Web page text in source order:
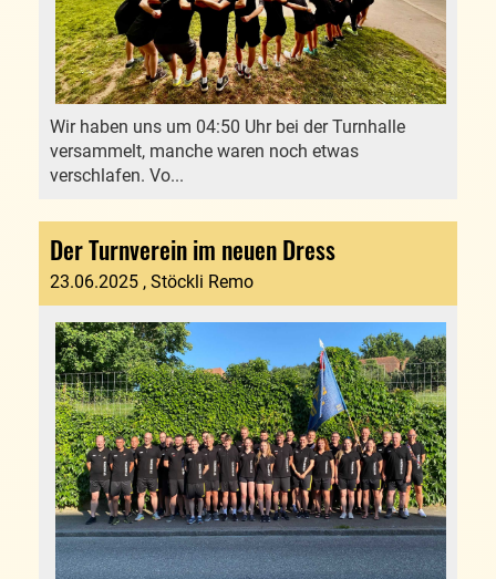
Wir haben uns um 04:50 Uhr bei der Turnhalle
versammelt, manche waren noch etwas
verschlafen. Vo...
Der Turnverein im neuen Dress
23.06.2025 , Stöckli Remo